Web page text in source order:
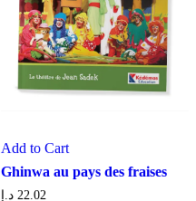
Add to Cart
Ghinwa au pays des fraises
22.02 د.إ